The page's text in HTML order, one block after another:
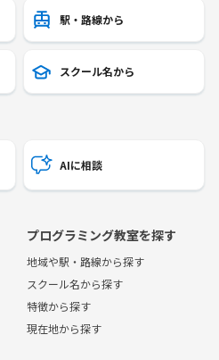
駅・路線から
スクール名から
AIに相談
プログラミング教室を探す
地域や駅・路線から探す
スクール名から探す
特徴から探す
現在地から探す